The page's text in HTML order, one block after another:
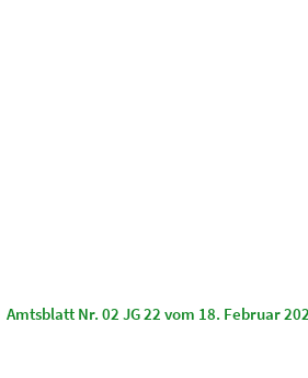
Amtsblatt Nr. 02 JG 22 vom 18. Februar